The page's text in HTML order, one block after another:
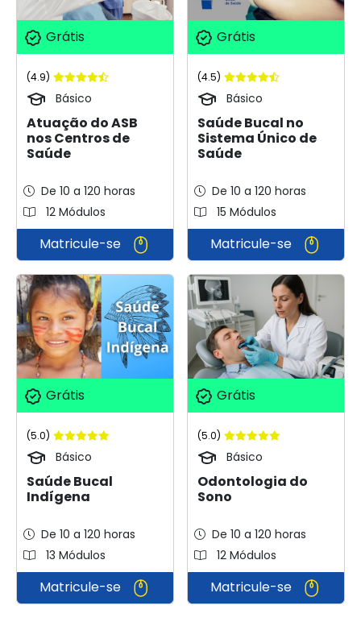
Grátis
(4.9)
Básico
Atuação do ASB
nos Centros de
Saúde
De 10 a 120 horas
12 Módulos
Matricule-se
Grátis
(4.5)
Básico
Saúde Bucal no
Sistema Único de
Saúde
De 10 a 120 horas
15 Módulos
Matricule-se
Grátis
(5.0)
Básico
Saúde Bucal
Indígena
De 10 a 120 horas
13 Módulos
Matricule-se
Grátis
(5.0)
Básico
Odontologia do
Sono
De 10 a 120 horas
12 Módulos
Matricule-se